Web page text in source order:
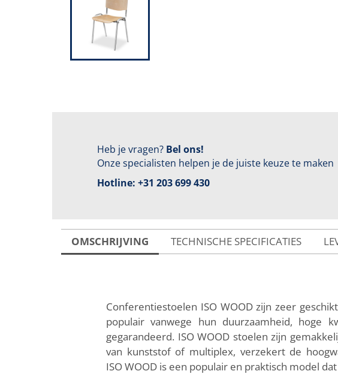
Heb je vragen? Bel ons!
Onze specialisten helpen je de juiste keuze te maken
Hotline: +31 203 699 430
OMSCHRIJVING TECHNISCHE SPECIFICATIES
Conferentiestoelen ISO WOOD zijn zeer
populair vanwege hun duurzaamheid, hoge
gegarandeerd. ISO WOOD stoelen zijn
van kunststof of multiplex, verzekert de
ISO WOOD is een populair en praktisch model